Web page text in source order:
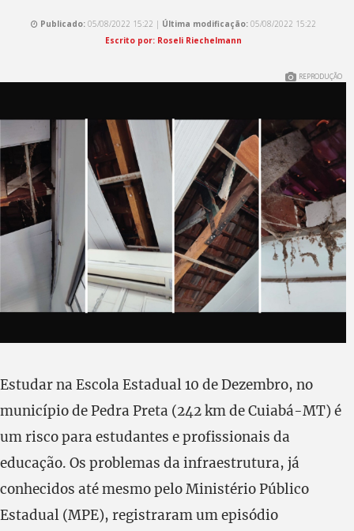
Publicado: 05/08/2022 15:22 | Última modificação: 05/08/2022 15:22
Escrito por: Roseli Riechelmann
REPRODUÇÃO
Estudar na Escola Estadual 10 de Dezembro, no
município de Pedra Preta (242 km de Cuiabá-MT) é
um risco para estudantes e profissionais da
educação. Os problemas da infraestrutura, já
conhecidos até mesmo pelo Ministério Público
Estadual (MPE), registraram um episódio